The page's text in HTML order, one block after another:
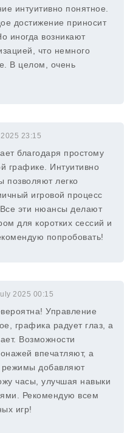
интуитивно понятное.
достижение приносит
иногда возникают
что немного
В целом, очень
23:15
благодаря простому
графике. Интуитивно
позволяют легко
игровой процесс
Все эти нюансы делают
для коротких сессий и
попробовать!
2025 00:15
Управление
графика радует глаз, а
Возможности
впечатляют, а
режимы добавляют
часы, улучшая навыки
Рекомендую всем
игр!